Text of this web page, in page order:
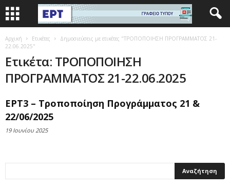
Αρχική Ετικέτες
Δημοσιεύσεις με ετικέτες "ΤΡΟΠΟΠΟΙΗΣΗ ΠΡΟΓΡΑΜΜΑΤΟΣ 21-
22.06.2025"
Ετικέτα: ΤΡΟΠΟΠΟΙΗΣΗ
ΠΡΟΓΡΑΜΜΑΤΟΣ 21-22.06.2025
ΕΡΤ3 – Τροποποίηση Προγράμματος 21 &
22/06/2025
19 Ιουνίου 2025